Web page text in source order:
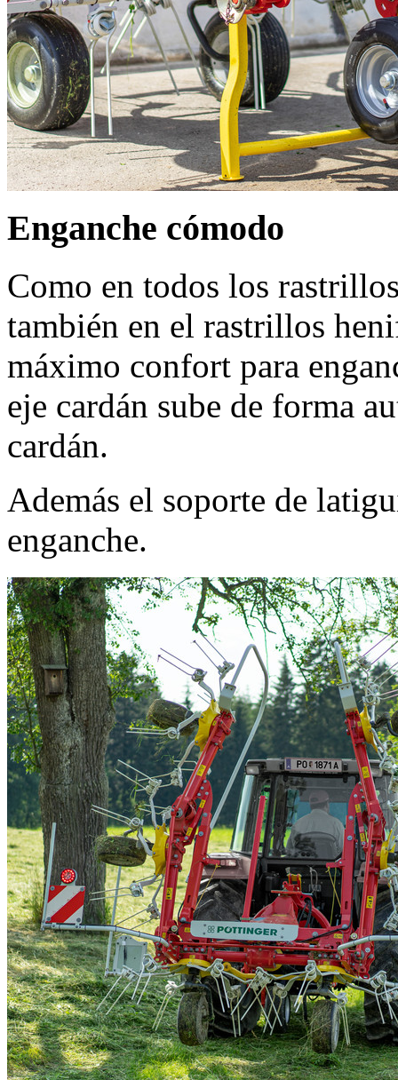
Enganche cómodo
Como en todos los
también en el rastrillos
máximo confort para
eje cardán sube de forma
cardán.
Además el soporte de
enganche.